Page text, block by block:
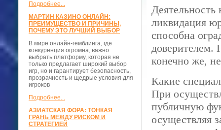
Подробнее...
МАРТИН КАЗИНО ОНЛАЙН:
ПРЕИМУЩЕСТВО И ПРИЧИНЫ,
ПОЧЕМУ ЭТО ЛУЧШИЙ ВЫБОР
В мире онлайн-гемблинга, где
конкуренция огромна, важно
выбрать платформу, которая не
только предлагает широкий выбор
игр, но и гарантирует безопасность,
прозрачность и щедрые условия для
игроков
Подробнее...
АЗИАТСКАЯ ФОРА: ТОНКАЯ
ГРАНЬ МЕЖДУ РИСКОМ И
СТРАТЕГИЕЙ
Деятельность
ликвидация
способна
доверителем.
конечно же,
Какие
При
публичную
осуществляя